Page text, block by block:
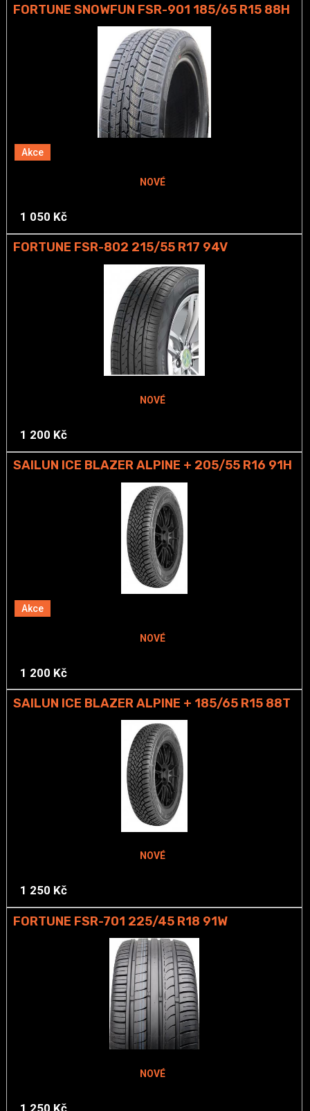
Akce
FORTUNE SNOWFUN FSR-901 185/65 R15 88H
NOVÉ
1 050 Kč
FORTUNE FSR-802 215/55 R17 94V
NOVÉ
1 200 Kč
Akce
SAILUN ICE BLAZER ALPINE + 205/55 R16 91H
NOVÉ
1 200 Kč
SAILUN ICE BLAZER ALPINE + 185/65 R15 88T
NOVÉ
1 250 Kč
FORTUNE FSR-701 225/45 R18 91W
NOVÉ